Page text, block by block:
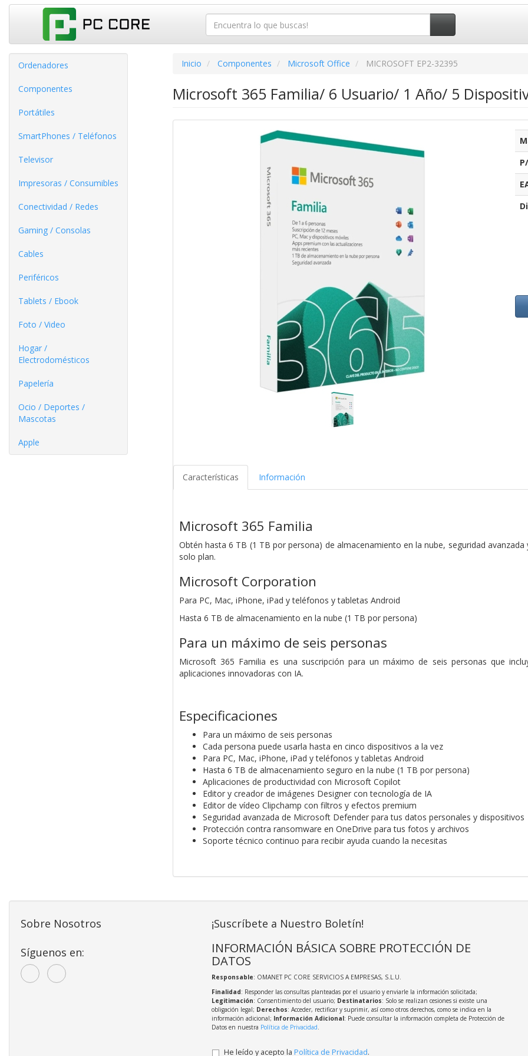
Ordenadores
Componentes
Portátiles
SmartPhones / Teléfonos
Televisor
Impresoras / Consumibles
Conectividad / Redes
Gaming / Consolas
Cables
Periféricos
Tablets / Ebook
Foto / Video
Hogar /
Electrodomésticos
Papelería
Ocio / Deportes /
Mascotas
Apple
Inicio Componentes Microsoft Office MICROSOFT EP2-32395
Microsoft 365 Familia/ 6 Usuario/ 1 Año/ 5
Características Información
Microsoft 365 Familia
Obtén hasta 6 TB (1 TB por persona) de almacenamiento en la nube, seguridad
solo plan.
Microsoft Corporation
Para PC, Mac, iPhone, iPad y teléfonos y tabletas Android
Hasta 6 TB de almacenamiento en la nube (1 TB por persona)
Para un máximo de seis personas
Microsoft 365 Familia es una suscripción para un máximo de seis personas que
aplicaciones innovadoras con IA.
Especificaciones
Para un máximo de seis personas
Cada persona puede usarla hasta en cinco dispositivos a la vez
Para PC, Mac, iPhone, iPad y teléfonos y tabletas Android
Hasta 6 TB de almacenamiento seguro en la nube (1 TB por persona)
Aplicaciones de productividad con Microsoft Copilot
Editor y creador de imágenes Designer con tecnología de IA
Editor de vídeo Clipchamp con filtros y efectos premium
Seguridad avanzada de Microsoft Defender para tus datos personales y dispositivos
Protección contra ransomware en OneDrive para tus fotos y archivos
Soporte técnico continuo para recibir ayuda cuando la necesitas
Sobre Nosotros
Síguenos en:
¡Suscríbete a Nuestro Boletín!
INFORMACIÓN BÁSICA SOBRE PROTECCIÓN DE
DATOS
Responsable: OMANET PC CORE SERVICIOS A EMPRESAS, S.L.U.
Finalidad: Responder las consultas planteadas por el usuario y enviarle la información solicitada;
Legitimación: Consentimiento del usuario; Destinatarios: Solo se realizan cesiones si existe una
obligación legal; Derechos: Acceder, rectificar y suprimir, así como otros derechos, como se indica en la
información adicional; Información Adicional: Puede consultar la información completa de Protección de
Datos en nuestra Política de Privacidad.
He leído y acepto la Política de Privacidad.